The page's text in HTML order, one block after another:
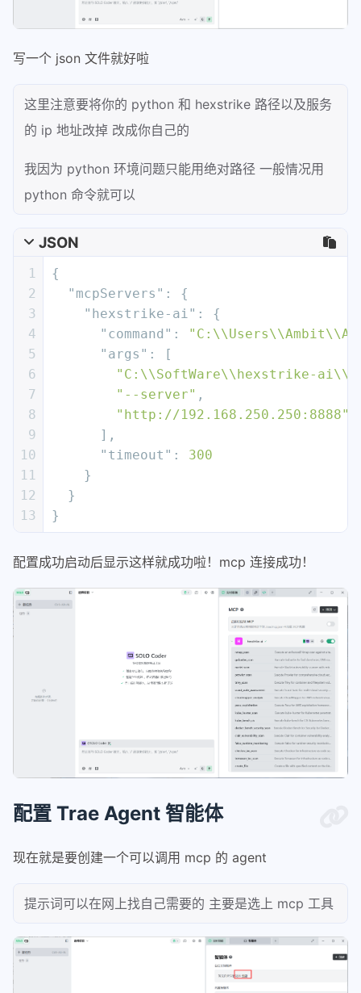
写一个 json 文件就好啦
这里注意要将你的 python 和 hexstrike 路径以及服务
的 ip 地址改掉 改成你自己的
我因为 python 环境问题只能用绝对路径 一般情况用
python 命令就可以
JSON
1
2
3
4
5
6
7
8
9
10
11
12
13
{
"mcpServers" :
{
"hexstrike-ai" :
{
"command" :
"args" :
[
"C:\\SoftWare\\hexstrike-
"--server" ,
"http://192.168.250.250:8888"
] ,
"timeout" :
300
}
}
}
配置成功启动后显示这样就成功啦！mcp 连接成功！
配置 Trae Agent 智能体
现在就是要创建一个可以调用 mcp 的 agent
提示词可以在网上找自己需要的 主要是选上 mcp 工具